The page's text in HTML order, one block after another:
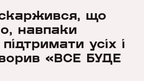
що
навпаки
усіх і
«ВСЕ БУДЕ